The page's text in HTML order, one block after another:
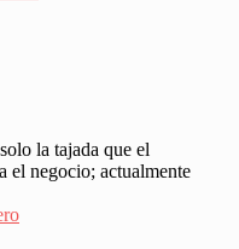
la tajada que el
el negocio; actualmente